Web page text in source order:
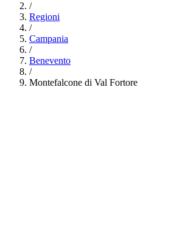
/
Regioni
/
Campania
/
Benevento
/
Montefalcone di Val Fortore